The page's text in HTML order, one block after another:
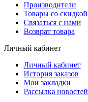
Производители
Товары со скидкой
Связаться с нами
Возврат товара
Личный кабинет
Личный кабинет
История заказов
Мои закладки
Рассылка новостей